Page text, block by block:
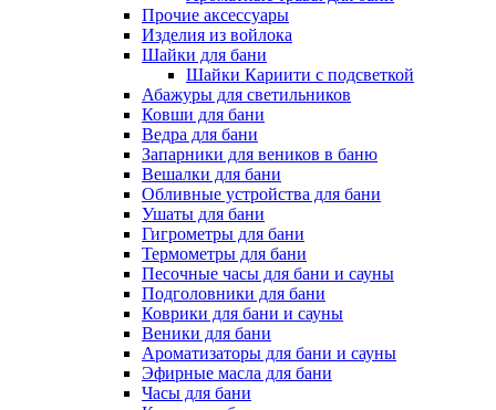
Прочие аксессуары
Изделия из войлока
Шайки для бани
Шайки Кариити с подсветкой
Абажуры для светильников
Ковши для бани
Ведра для бани
Запарники для веников в баню
Вешалки для бани
Обливные устройства для бани
Ушаты для бани
Гигрометры для бани
Термометры для бани
Песочные часы для бани и сауны
Подголовники для бани
Коврики для бани и сауны
Веники для бани
Ароматизаторы для бани и сауны
Эфирные масла для бани
Часы для бани